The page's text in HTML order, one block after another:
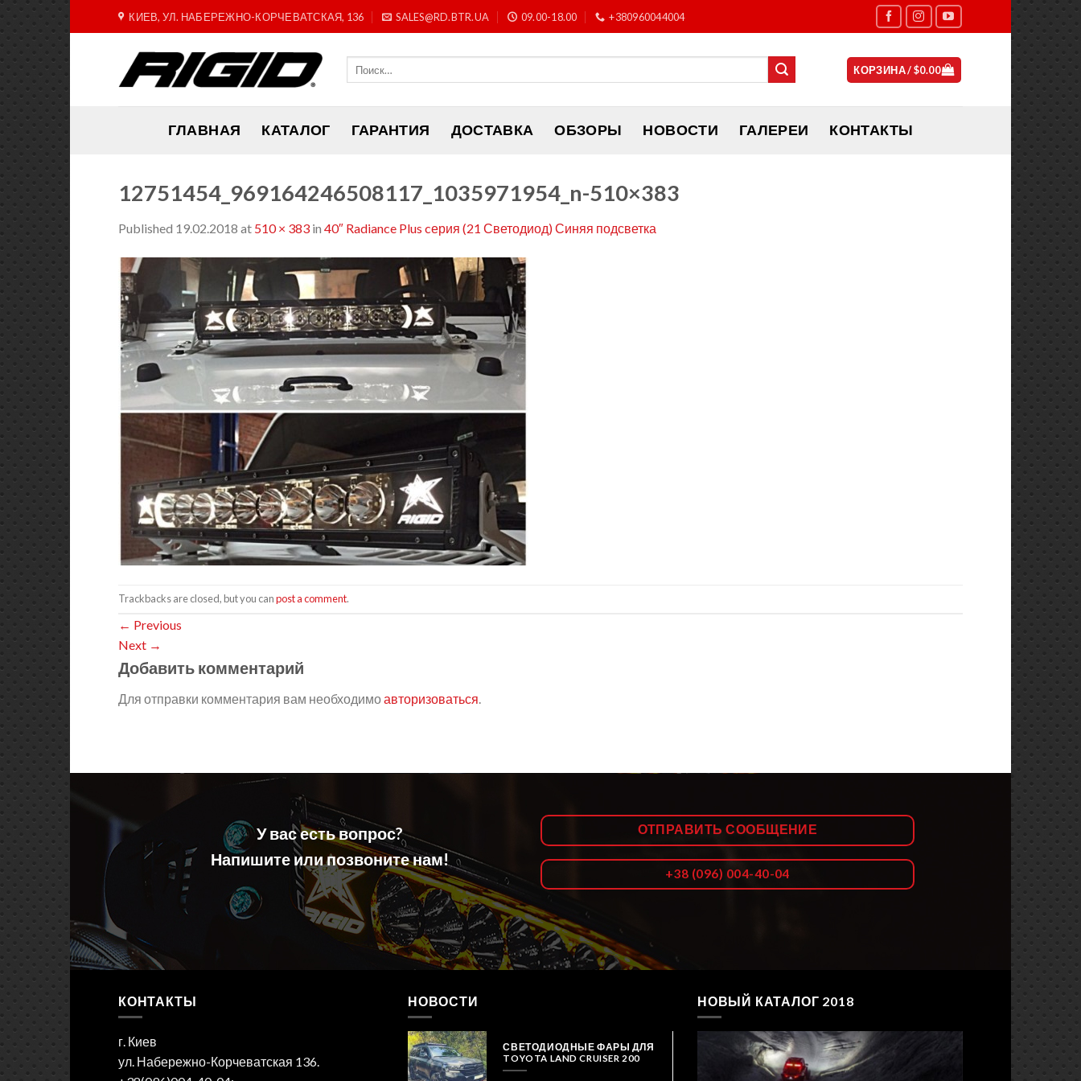
to
КИЕВ, УЛ. НАБЕРЕЖНО-КОРЧЕВАТСКАЯ, 136 SALES@RD.BTR.UA 09.00-18.00 +380960044004
КОРЗИНА /$0.00
ГЛАВНАЯ КАТАЛОГ ГАРАНТИЯ ДОСТАВКА ОБЗОРЫ НОВОСТИ ГАЛЕРЕИ КОНТАКТЫ
12751454_969164246508117_1035971954_n-510×383
Published 19.02.2018 at 510 × 383 in 40″ Radiance Plus cерия (21 Светодиод) Синяя подсветка
Trackbacks are closed, but you canpost a comment.
← Previous
Next →
Добавить комментарий
Для отправки комментария вам необходимоавторизоваться
У вас есть вопрос?
Напишите или позвоните нам!
ОТПРАВИТЬ СООБЩЕНИЕ
+38 (096) 004-40-04
КОНТАКТЫ
г. Киев
ул. Набережно-Корчеватская 136.
НОВОСТИ
СВЕТОДИОДНЫЕ ФАРЫ ДЛЯ
TOYOTA LAND CRUISER 200
НОВЫЙ КАТАЛОГ 2018